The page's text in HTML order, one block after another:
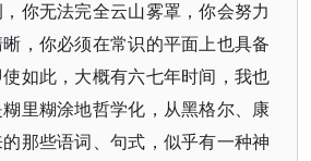
你无法完全云山雾罩，你会努力
，你必须在常识的平面上也具备
如此，大概有六七年时间，我也
里糊涂地哲学化，从黑格尔、康
那些语词、句式，似乎有一种神